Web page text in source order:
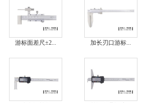
游标面差尺±2... 加长刃口游标...